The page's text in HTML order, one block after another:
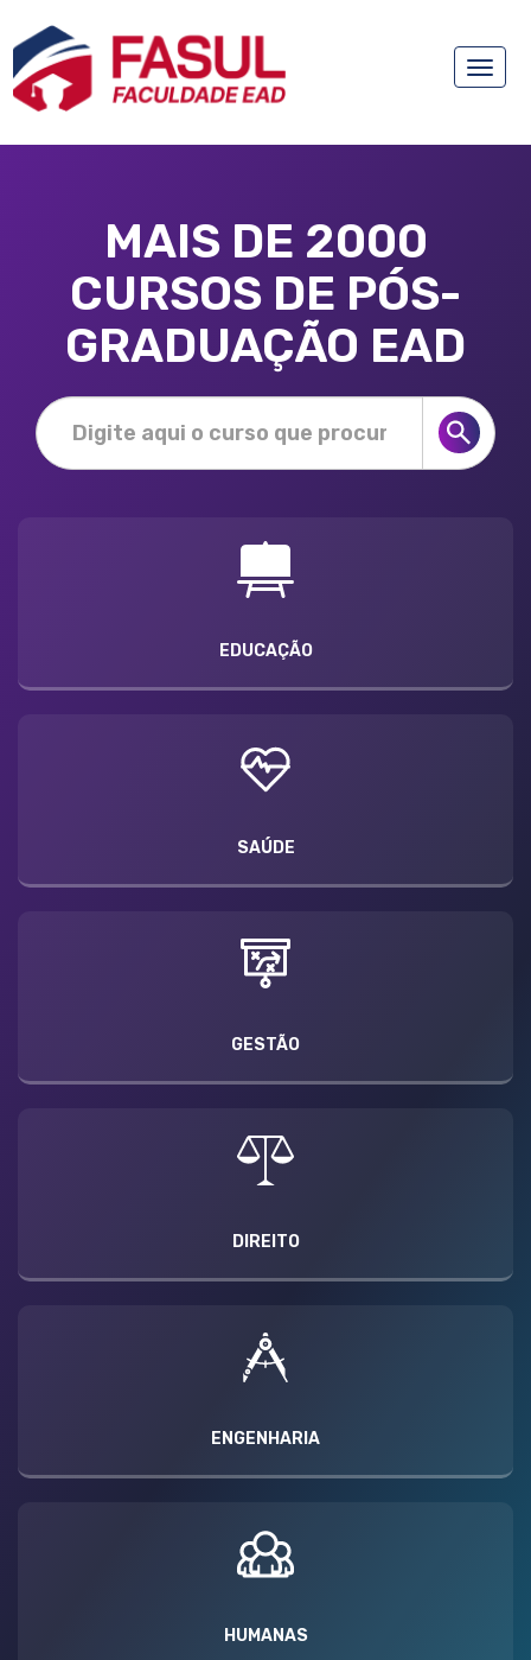
Toggle
MAIS DE 2000
CURSOS DE PÓS-
GRADUAÇÃO EAD
EDUCAÇÃO
SAÚDE
GESTÃO
DIREITO
ENGENHARIA
HUMANAS